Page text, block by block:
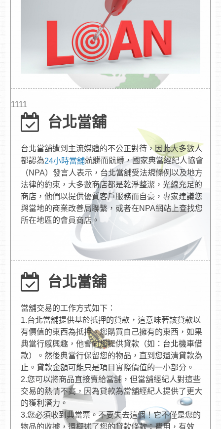
1111
台北當舖
台北當舖遭到主流媒體的不公正對待，因此大多數人
都認為24小時當舖骯髒而骯髒，國家典當經紀人協會
（NPA）發言人表示， 台北當舖受法規條例以及地方
法律的約束，大多數商店都是乾淨整潔，光線充足的
商店，他們以提供優質客戶服務而自豪，專家建議您
與當地的商業改善局聯繫，或者在NPA網站上查找您
所在地區的會員商店。
台北當舖
當舖交易的工作方式如下：
1.台北當舖提供基於抵押的貸款，這意味著該貸款以
有價值的東西為抵押。您購買自己擁有的東西，如果
典當行感興趣，他會向您提供貸款（如： 台北機車借
款）。然後典當行保留您的物品，直到您還清貸款為
止。貸款金額可能只是項目實際價值的一小部分。
2.您可以將商品直接賣給當舖，但當舖經紀人對這些
交易的熱情不高，因為貸款為當舖經紀人提供了更大
的獲利潛力。
3.您必須收到典當票。不要失去這個！它不僅是您的
物品的收據，還概述了您的貸款條款：費用，有效